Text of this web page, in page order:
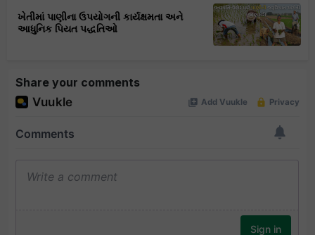
ખેતીમાં પાણીના ઉપયોગની કાર્યક્ષમતા અને
આધુનિક પિયત પદ્ધતિઓ
Share your comments